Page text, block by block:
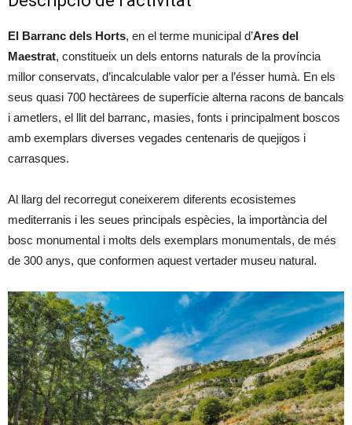
El Barranc dels Horts, en el terme municipal d’Ares del
Maestrat, constitueix un dels entorns naturals de la província
millor conservats, d’incalculable valor per a l’ésser humà. En els
seus quasi 700 hectàrees de superfície alterna racons de bancals
i ametlers, el llit del barranc, masies, fonts i principalment boscos
amb exemplars diverses vegades centenaris de quejigos i
carrasques.
Al llarg del recorregut coneixerem diferents ecosistemes
mediterranis i les seues principals espècies, la importància del
bosc monumental i molts dels exemplars monumentals, de més
de 300 anys, que conformen aquest vertader museu natural.